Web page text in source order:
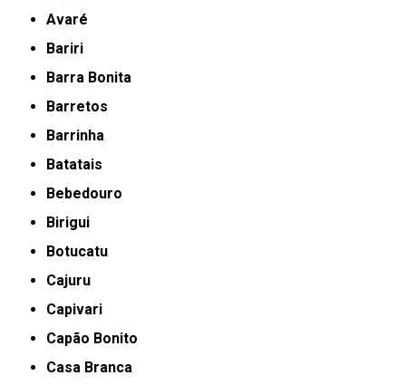
Avaré
Bariri
Barra Bonita
Barretos
Barrinha
Batatais
Bebedouro
Birigui
Botucatu
Cajuru
Capivari
Capão Bonito
Casa Branca